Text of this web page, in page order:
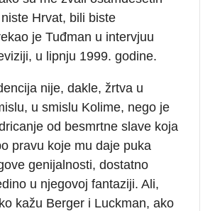
Hrvat, bili biste
je Tuđman u intervjuu
u lipnju 1999. godine.
nije, dakle, žrtva u
u smislu Kolime, nego je
od besmrtne slave koja
pravu koje mu daje puka
genijalnosti, dostatno
u njegovoj fantaziji. Ali,
kažu Berger i Luckman, ako